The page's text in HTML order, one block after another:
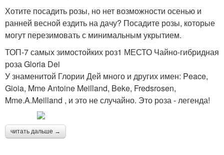
Хотите посадить розы, но нет возможности осенью и
ранней весной ездить на дачу? Посадите розы, которые
могут перезимовать с минимальным укрытием.
ТОП-7 самых зимостойких роз1 МЕСТО Чайно-гибридная
роза Gloria Dei
У знаменитой Глории Дей много и других имен: Peace,
Gioia, Mme Antoine Meilland, Beke, Fredsrosen,
Mme.A.Meilland , и это не случайно. Это роза - легенда!
читать дальше →